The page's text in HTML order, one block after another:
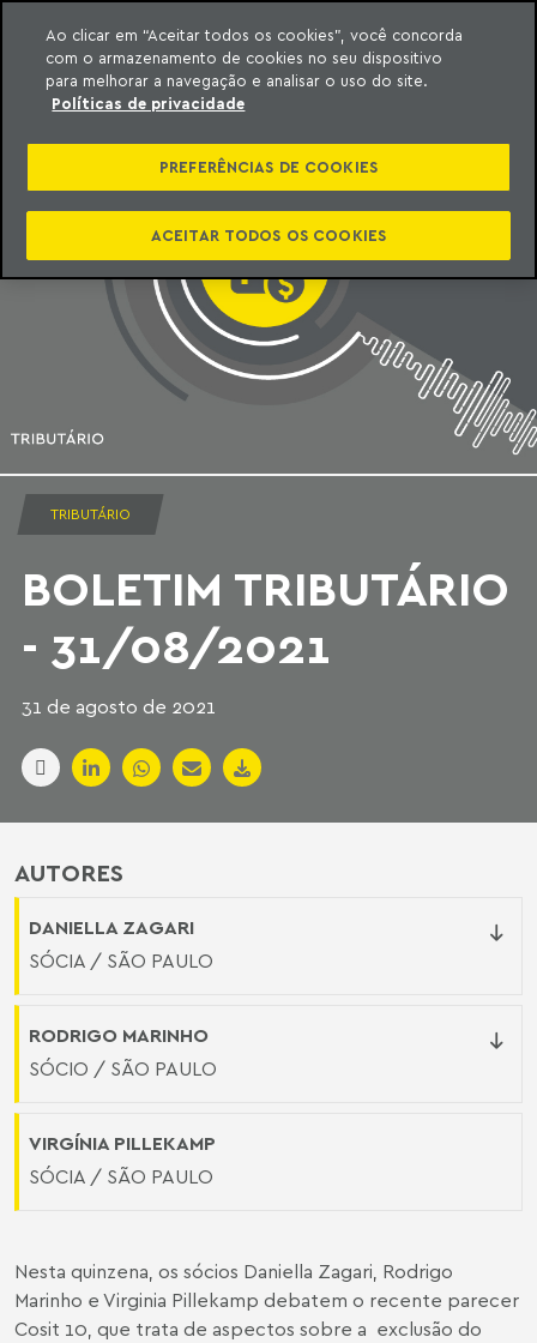
o conteúdo
Machado Meyer
TRIBUTÁRIO
BOLETIM TRIBUTÁRIO
- 31/08/2021
31 de agosto de 2021
AUTORES
DANIELLA ZAGARI
SÓCIA / SÃO PAULO
RODRIGO MARINHO
SÓCIO / SÃO PAULO
VIRGÍNIA PILLEKAMP
SÓCIA / SÃO PAULO
Nesta quinzena, os sócios Daniella Zagari, Rodrigo
Marinho e Virginia Pillekamp debatem o recente parecer
Cosit 10, que trata de aspectos sobre a exclusão do
Ao clicar em “Aceitar todos os cookies”, você concorda
com o armazenamento de cookies no seu dispositivo
para melhorar a navegação e analisar o uso do site.
Políticas de privacidade
PREFERÊNCIAS DE COOKIES
ACEITAR TODOS OS COOKIES